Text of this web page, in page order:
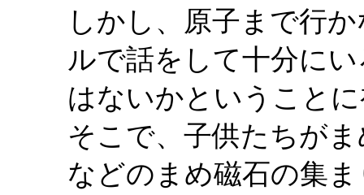
しかし、原子まで行
ルで話をして十分に
はないかということ
そこで、子供たちが
などのまめ磁石の集